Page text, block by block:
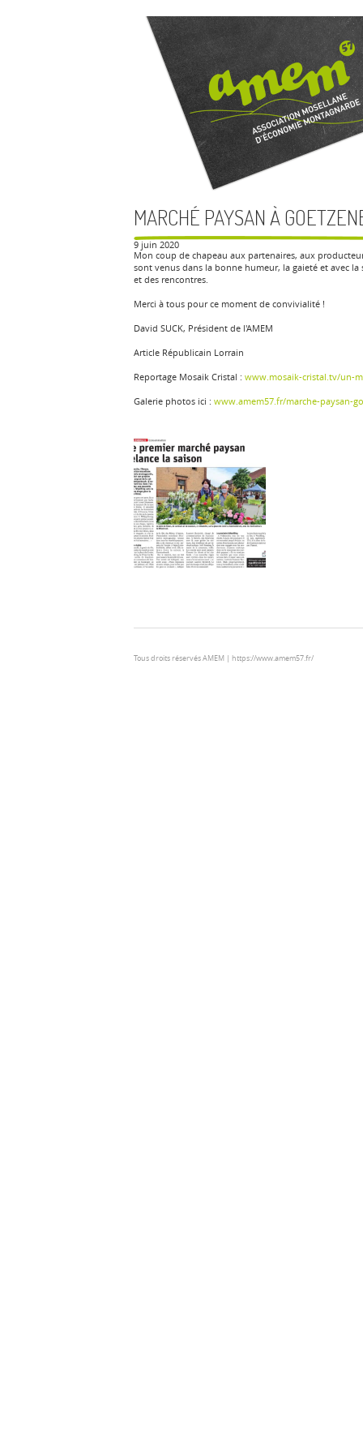
MARCHÉ PAYSAN À
9 juin 2020
Mon coup de chapeau aux partenaires, aux
sont venus dans la bonne humeur, la gaieté et avec
et des rencontres.
Merci à tous pour ce moment de convivialité !
David SUCK, Président de l'AMEM
Article Républicain Lorrain
Reportage Mosaik Cristal : www.mosaik-cristal.tv/un-
Galerie photos ici : www.amem57.fr/marche-paysan-
Tous droits réservés AMEM | https://www.amem57.fr/